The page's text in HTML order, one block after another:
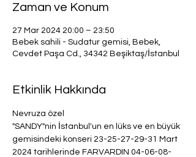
Zaman ve Konum
27 Mar 2024 20:00 – 23:50
Bebek sahili - Sudatur gemisi, Bebek,
Cevdet Paşa Cd., 34342 Beşiktaş/İstanbul
Etkinlik Hakkında
Nevruza özel
"SANDY"nin İstanbul'un en lüks ve en büyük
gemisindeki konseri 23-25-27-29-31 Mart
2024 tarihlerinde FARVARDIN 04-06-08-